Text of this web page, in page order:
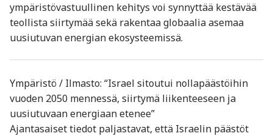
ympäristövastuullinen kehitys voi synnyttää kestävää
teollista siirtymää sekä rakentaa globaalia asemaa
uusiutuvan energian ekosysteemissä.
Ympäristö / Ilmasto: “Israel sitoutui nollapäästöihin
vuoden 2050 mennessä, siirtymä liikenteeseen ja
uusiutuvaan energiaan etenee”
Ajantasaiset tiedot paljastavat, että Israelin päästöt